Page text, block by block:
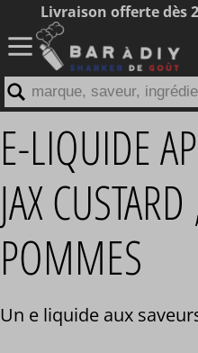
E-LIQUIDE
JAX
POMMES
Un e liquide aux
Livraison offerte dès